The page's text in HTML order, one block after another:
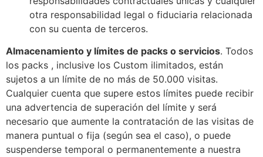
otra responsabilidad legal o fiduciaria relacionada
con su cuenta de terceros.
Almacenamiento y límites de packs o servicios. Todos
los packs , inclusive los Custom ilimitados, están
sujetos a un límite de no más de 50.000 visitas.
Cualquier cuenta que supere estos límites puede recibir
una advertencia de superación del límite y será
necesario que aumente la contratación de las visitas de
manera puntual o fija (según sea el caso), o puede
suspenderse temporal o permanentemente a nuestra